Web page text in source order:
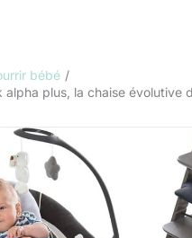
bébé
alpha plus, la chaise évolutive